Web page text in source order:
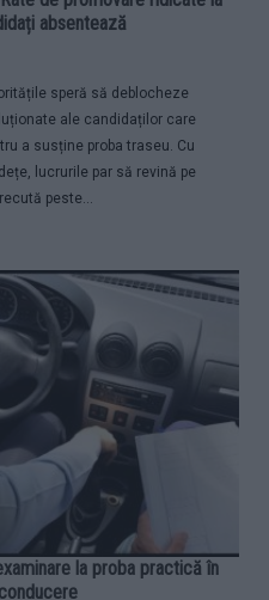
absentează
speră să deblocheze
ale candidaților care
a susține proba traseu. Cu
lucrurile par să revină pe
peste...
la proba practică în